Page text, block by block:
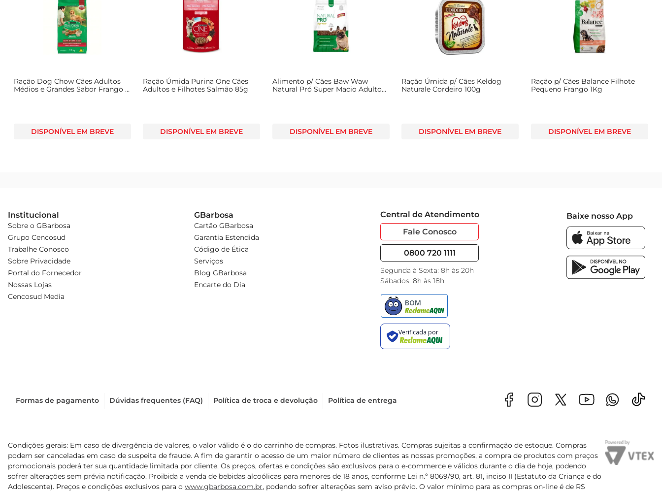
Escolher o alimento certo é fundamental para a saúde e felicidade do seu melhor amigo. O Pedigree Ad Car/VG foi desenvolvido com o compromisso de oferecer uma
alimentação de qualidade, que atende às exigências nutricionais dos cães, promovendo uma vida longa e saudável. Invista na saúde do seu pet com um produto que combina
sabor e nutrição de forma equilibrada.
Ração Dog Chow Cães Adultos
Médios e Grandes Sabor Frango e
DISPONÍVEL EM BREVE
Ração Úmida Purina One Cães
Adultos e Filhotes Salmão 85g
DISPONÍVEL EM BREVE
Alimento p/ Cães Baw Waw
Natural Pró Super Macio Adulto
DISPONÍVEL EM BREVE
Ração Úmida p/ Cães Keldog
Naturale Cordeiro 100g
DISPONÍVEL EM BREVE
Ração p/ Cães Balance Filhote
Pequeno Frango 1Kg
DISPONÍVEL EM BREVE
Institucional
Sobre o GBarbosa
Grupo Cencosud
Trabalhe Conosco
Sobre Privacidade
Portal do Fornecedor
Nossas Lojas
Cencosud Media
GBarbosa
Cartão GBarbosa
Garantia Estendida
Código de Ética
Serviços
Blog GBarbosa
Encarte do Dia
Central de Atendimento
Fale Conosco
0800 720 1111
Segunda à Sexta: 8h às 20h
Sábados: 8h às 18h
Baixe nosso App
Formas de pagamento Dúvidas frequentes (FAQ) Política de troca e devolução Política de entrega
Condições gerais: Em caso de divergência de valores, o valor válido é o do carrinho de compras. Fotos ilustrativas. Compras sujeitas a confirmação de estoque. Compras
podem ser canceladas em caso de suspeita de fraude. A fim de garantir o acesso de um maior número de clientes as nossas promoções, a compra de produtos com preços
promocionais poderá ter sua quantidade limitada por cliente. Os preços, ofertas e condições são exclusivos para o e-commerce e válidos durante o dia de hoje, podendo
sofrer alterações sem prévia notificação. Proibida a venda de bebidas alcoólicas para menores de 18 anos, conforme Lei n.º 8069/90, art. 81, inciso II (Estatuto da Criança e do
Adolescente). Preços e condições exclusivos para o www.gbarbosa.com.br, podendo sofrer alterações sem aviso prévio. O valor mínimo para as compras on-line é de R$